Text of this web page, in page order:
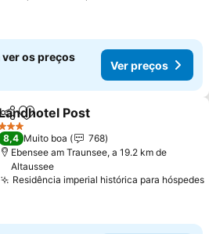
ver os preços
Ver preços
PartilharAdicionar aos favoritos
Landhotel Post
3 Estrelas
8,4 Muito boa
768
Ebensee am Traunsee, a 19.2 km de
Altaussee
Residência imperial histórica para hóspedes